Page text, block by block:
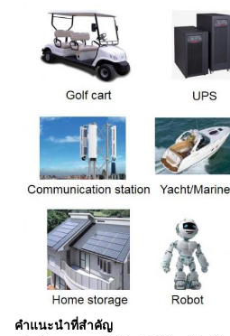
คำแนะนำที่สำคัญ